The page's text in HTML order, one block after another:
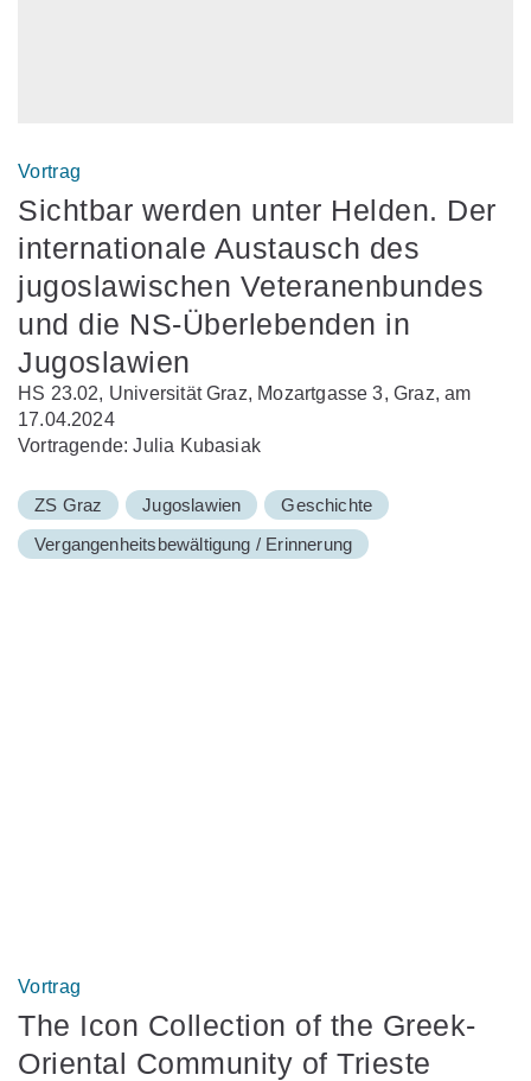
Vortrag
Sichtbar werden unter Helden. Der
internationale Austausch des
jugoslawischen Veteranenbundes
und die NS-Überlebenden in
Jugoslawien
HS 23.02, Universität Graz, Mozartgasse 3, Graz, am
17.04.2024
Vortragende: Julia Kubasiak
ZS Graz Jugoslawien
Geschichte
Vergangenheitsbewältigung / Erinnerung
Vortrag
The Icon Collection of the Greek-
Oriental Community of Trieste